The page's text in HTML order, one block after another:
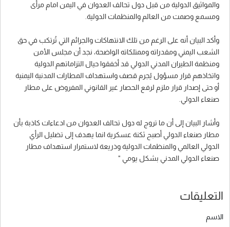
والمواثيق الدولية من قبل دول تحالف العدوان في اليمن امام مرأى
ومسمع وصمت من العالم والمنظمات الدولية.
وأكد البيان أنه على الرغم من تلك الانتهاكات والجرائم التي تُرتكب في حق
الشعب اليمني ومقدراته وممتلكاته الواضحة، نجد أن مجلس الأمن
ومنظمة الطيران المدني الدولي قد أخفقوا حيال التزاماتهم الدولية
واتخاذهم قرار مسؤول يُجرم قصف واستهداف المطارات المدنية اليمنية
أو حتى إصدار قرار ملزم لرفع الحصار غير القانوني المفروض على مطار
صنعاء الدولي.
وأشار البيان إلى أن ما تروج له دول تحالف العدوان من ادعاءات كاذبة بأن
مطار صنعاء الدولي أصبح ثكنة عسكرية انما يهدف إلى تضليل الرأي
الدولي العالمي والمنظمات الدولية وذريعة لاستمرار استهداف مطار
صنعاء الدولي المدني بشكل يومي "
التعليقات
الاسم